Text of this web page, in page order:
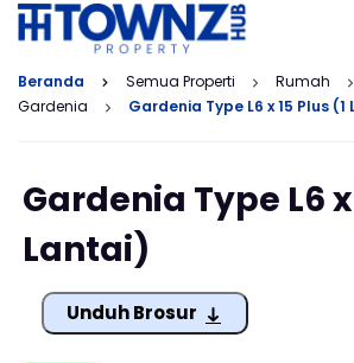
Beranda Semua Properti Rumah
Gardenia
Gardenia Type L6 x 15 Plus (1
Gardenia Type L6 x
Lantai)
Unduh Brosur